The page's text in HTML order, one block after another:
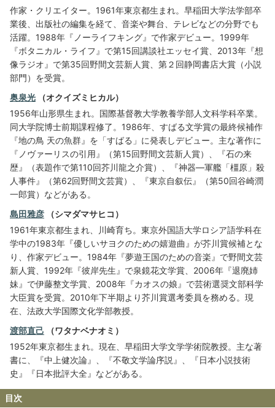
作家・クリエイター。1961年東京都生まれ。早稲田大学法学部卒
業後、出版社の編集を経て、音楽や舞台、テレビなどの分野でも
活躍。1988年『ノーライフキング』で作家デビュー。1999年
『ボタニカル・ライフ』で第15回講談社エッセイ賞、2013年『想
像ラジオ』で第35回野間文芸新人賞、第２回静岡書店大賞（小説
部門）を受賞。
奥泉光 （オクイズミヒカル）
1956年山形県生まれ。国際基督教大学教養学部人文科学科卒業。
同大学院博士前期課程修了。1986年、すばる文学賞の最終候補作
『地の鳥 天の魚群』を「すばる」に発表しデビュー。主な著作に
『ノヴァーリスの引用』（第15回野間文芸新人賞）、『石の来
歴』（表題作で第110回芥川龍之介賞）、『神器―軍艦「橿原」殺
人事件』（第62回野間文芸賞）、『東京自叙伝』（第50回谷崎潤
一郎賞）などがある。
島田雅彦 （シマダマサヒコ）
1961年東京都生まれ、川崎育ち。東京外国語大学ロシア語学科在
学中の1983年『優しいサヨクのための嬉遊曲』が芥川賞候補とな
り、作家デビュー。1984年『夢遊王国のための音楽』で野間文芸
新人賞、1992年『彼岸先生』で泉鏡花文学賞、2006年『退廃姉
妹』で伊藤整文学賞、2008年『カオスの娘』で芸術選奨文部科学
大臣賞を受賞。2010年下半期より芥川賞選考委員を務める。現
在、法政大学国際文化学部教授。
渡部直己 （ワタナベナオミ）
1952年東京都生まれ。現在、早稲田大学文学学術院教授。主な著
書に、『中上健次論』、『不敬文学論序説』、『日本小説技術
史』『日本批評大全』などがある。
目次